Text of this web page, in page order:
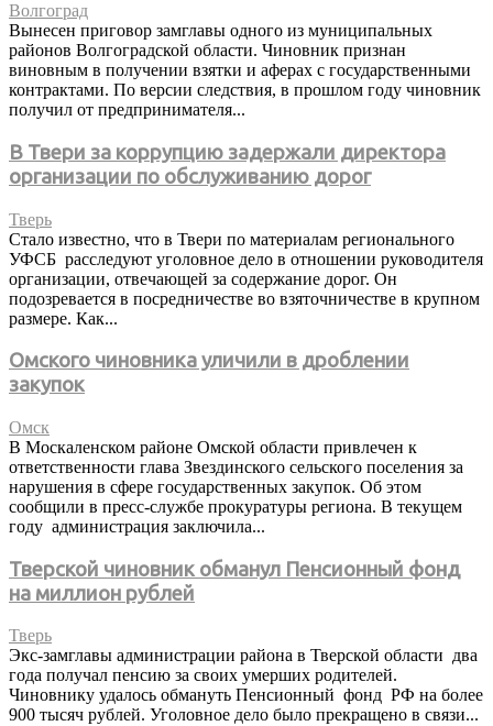
Волгоград
Вынесен приговор замглавы одного из муниципальных
районов Волгоградской области. Чиновник признан
виновным в получении взятки и аферах с государственными
контрактами. По версии следствия, в прошлом году чиновник
получил от предпринимателя...
В Твери за коррупцию задержали директора
организации по обслуживанию дорог
Тверь
Стало известно, что в Твери по материалам регионального
УФСБ расследуют уголовное дело в отношении руководителя
организации, отвечающей за содержание дорог. Он
подозревается в посредничестве во взяточничестве в крупном
размере. Как...
Омского чиновника уличили в дроблении
закупок
Омск
В Москаленском районе Омской области привлечен к
ответственности глава Звездинского сельского поселения за
нарушения в сфере государственных закупок. Об этом
сообщили в пресс-службе прокуратуры региона. В текущем
году администрация заключила...
Тверской чиновник обманул Пенсионный фонд
на миллион рублей
Тверь
Экс-замглавы администрации района в Тверской области два
года получал пенсию за своих умерших родителей.
Чиновнику удалось обмануть Пенсионный фонд РФ на более
900 тысяч рублей. Уголовное дело было прекращено в связи...